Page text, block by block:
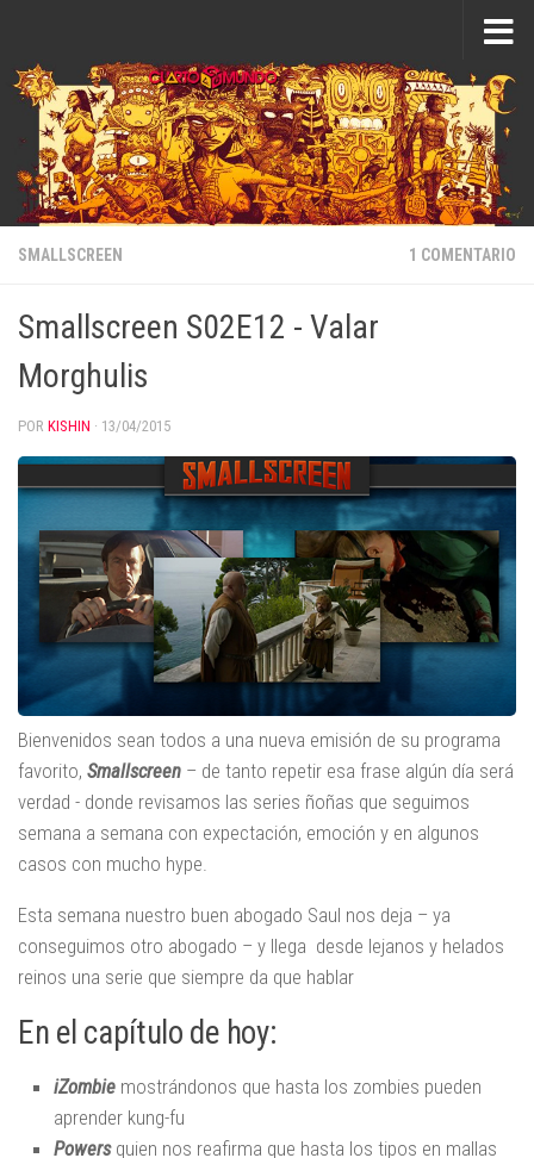
SMALLSCREEN 1 COMENTARIO
Smallscreen S02E12 - Valar
Morghulis
POR KISHIN · 13/04/2015
Bienvenidos sean todos a una nueva emisión de su programa
favorito, Smallscreen – de tanto repetir esa frase algún día será
verdad - donde revisamos las series ñoñas que seguimos
semana a semana con expectación, emoción y en algunos
casos con mucho hype.
Esta semana nuestro buen abogado Saul nos deja – ya
conseguimos otro abogado – y llega desde lejanos y helados
reinos una serie que siempre da que hablar
En el capítulo de hoy:
iZombie mostrándonos que hasta los zombies pueden
aprender kung-fu
Powers quien nos reafirma que hasta los tipos en mallas